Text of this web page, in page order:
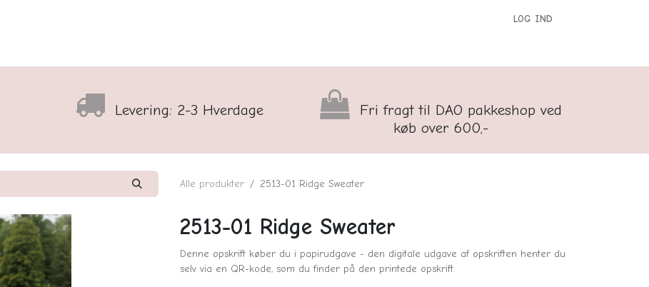
LOG IND
Levering: 2-3 Hverdage
Fri fragt til DAO pakkeshop ved
køb over 600,-
Alle produkter 2513-01 Ridge Sweater
2513-01 Ridge Sweater
Denne opskrift køber du i papirudgave - den digitale udgave af opskriften henter du
selv via en QR-kode, som du finder på den printede opskrift.